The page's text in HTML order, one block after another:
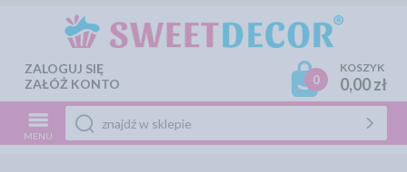
ZALOGUJ SIĘ
ZAŁÓŻ KONTO
0
KOSZYK
0,00 zł
MENU